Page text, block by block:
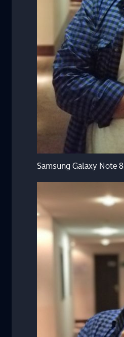
Samsung Galaxy Note 8